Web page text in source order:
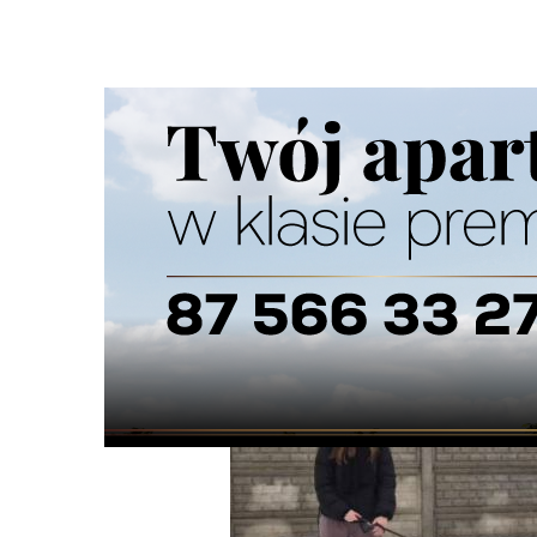
Ścieżka
nawigacyjna
Strona główna
WIADOMOŚCI Z REGIONU 29/11/2025 1 Komentarzy
Razem dla zwierząt – lekcja